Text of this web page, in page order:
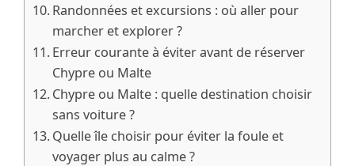
Randonnées et excursions : où aller pour
marcher et explorer ?
Erreur courante à éviter avant de réserver
Chypre ou Malte
Chypre ou Malte : quelle destination choisir
sans voiture ?
Quelle île choisir pour éviter la foule et
voyager plus au calme ?